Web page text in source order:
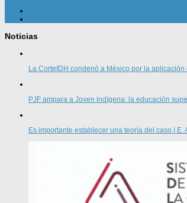
Noticias
La CorteIDH condenó a México por la
PJF ampara a Joven indígena: la educación
Es importante establecer una teoría del caso | E.